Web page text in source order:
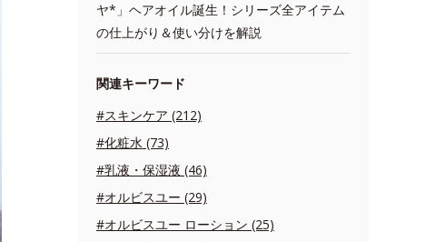
ヤ*」ヘアオイル誕生！シリーズ全アイテム
の仕上がり＆使い分けを解説
関連キーワード
#スキンケア (212)
#化粧水 (73)
#乳液・保湿液 (46)
#オルビスユー (29)
#オルビスユー ローション (25)